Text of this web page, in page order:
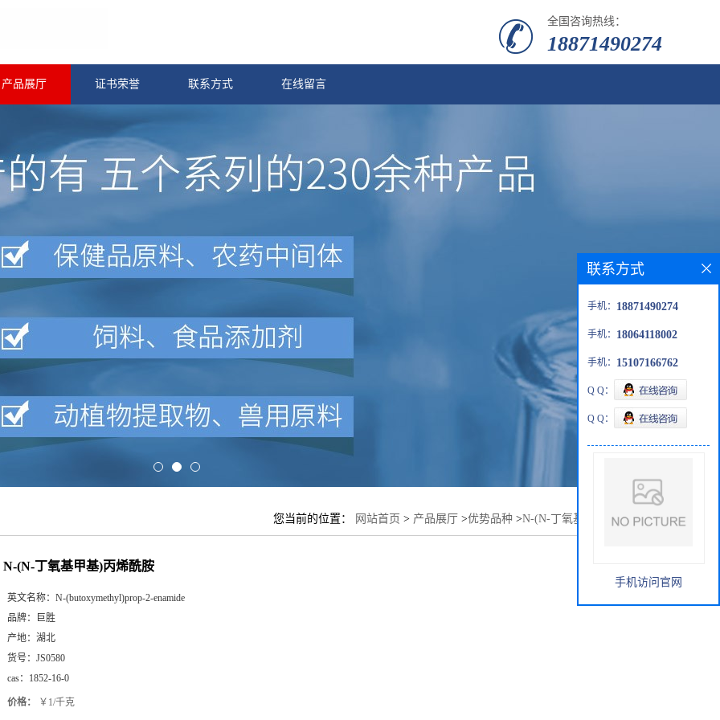
全国咨询热线：
18871490274
产品展厅 证书荣誉 联系方式 在线留言
您当前的位置： 网站首页 > 产品展厅 >优势品种 >N-(N-丁氧基甲基)丙烯酰胺
N-(N-丁氧基甲基)丙烯酰胺
英文名称： N-(butoxymethyl)prop-2-enamide
品牌：
巨胜
产地： 湖北
货号： JS0580
cas： 1852-16-0
价格： ￥1/千克
联系方式
手机： 18871490274
手机： 18064118002
手机： 15107166762
Q Q：
Q Q：
手机访问官网